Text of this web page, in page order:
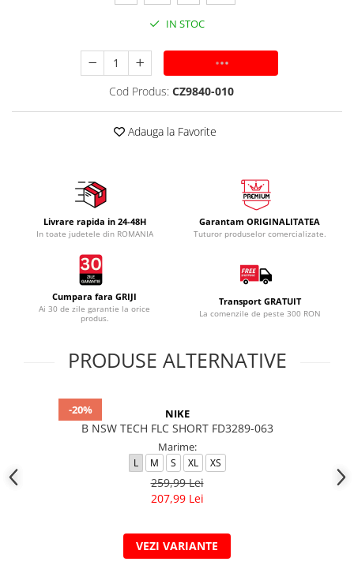
IN STOC
ADAUGA IN COS
Cod Produs: CZ9840-010
Adauga la Favorite
Livrare rapida in 24-48H
In toate judetele din ROMANIA
Garantam ORIGINALITATEA
Tuturor produselor comercializate.
Cumpara fara GRIJI
Ai 30 de zile garantie la orice
produs.
Transport GRATUIT
La comenzile de peste 300 RON
PRODUSE ALTERNATIVE
-20% NIKE
B NSW TECH FLC SHORT FD3289-063
Marime:
L M S XL XS
259,99 Lei
207,99 Lei
VEZI VARIANTE